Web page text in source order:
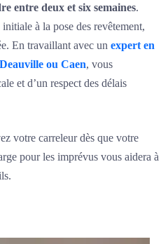
entre deux et six semaines.
à la pose des revêtement,
En travaillant avec unexpert en
ou Caen, vous
et d’un respect des délais
votre carreleur dès que votre
pour les imprévus vous aidera à